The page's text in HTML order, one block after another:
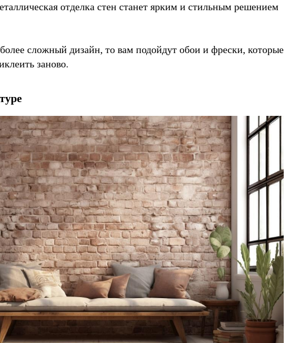
отделка стен станет ярким и стильным решением
сложный дизайн, то вам подойдут обои и фрески, которые
заново.